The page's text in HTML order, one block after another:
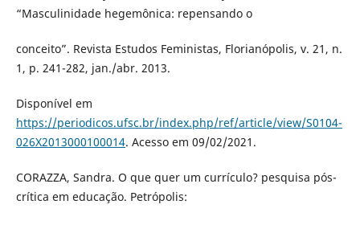
“Masculinidade hegemônica: repensando o
conceito”. Revista Estudos Feministas, Florianópolis, v. 21, n.
1, p. 241-282, jan./abr. 2013.
Disponível em
https://periodicos.ufsc.br/index.php/ref/article/view/S0104-
026X2013000100014. Acesso em 09/02/2021.
CORAZZA, Sandra. O que quer um currículo? pesquisa pós-
crítica em educação. Petrópolis: